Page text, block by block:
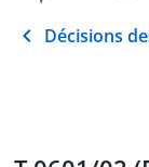
Décisions